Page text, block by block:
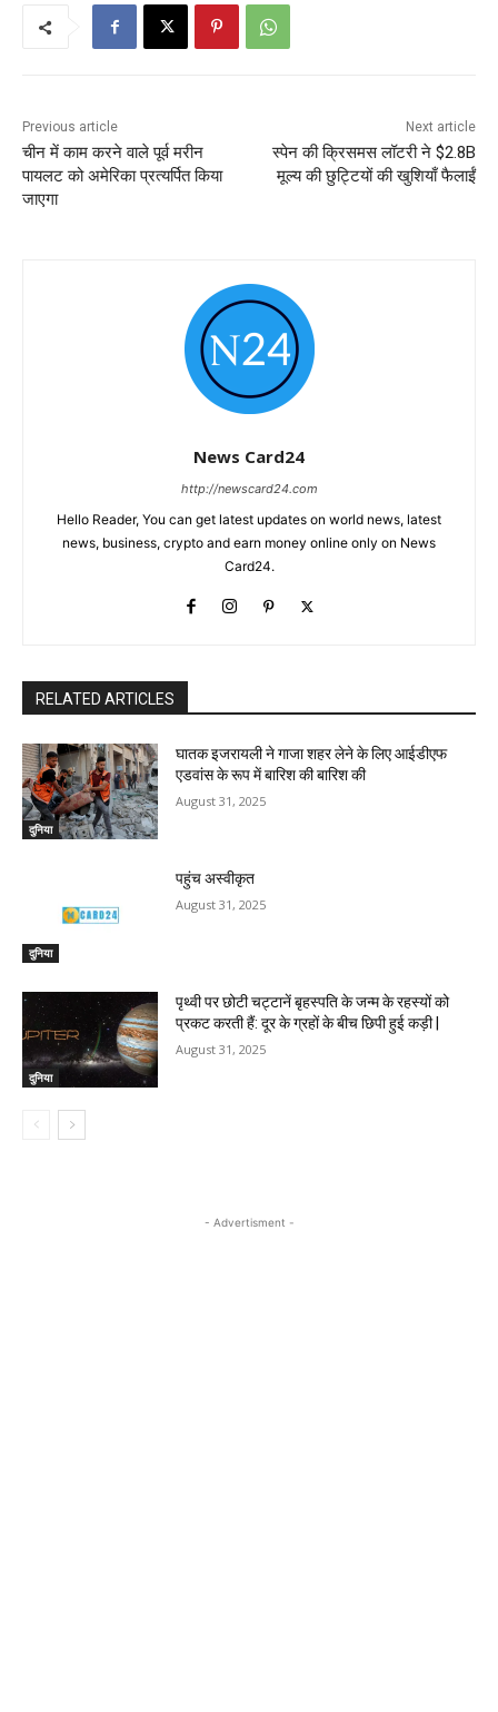
Previous article
चीन में काम करने वाले पूर्व मरीन
पायलट को अमेरिका प्रत्यर्पित किया
जाएगा
Next article
स्पेन की क्रिसमस लॉटरी ने $2.8B
मूल्य की छुट्टियों की खुशियाँ फैलाईं
News Card24
http://newscard24.com
Hello Reader, You can get latest updates on world news, latest
news, business, crypto and earn money online only on News
Card24.
RELATED ARTICLES
दुनिया
घातक इजरायली ने गाजा शहर लेने के लिए आईडीएफ
एडवांस के रूप में बारिश की बारिश की
August 31, 2025
दुनिया
पहुंच अस्वीकृत
August 31, 2025
दुनिया
पृथ्वी पर छोटी चट्टानें बृहस्पति के जन्म के रहस्यों को
प्रकट करती हैं: दूर के ग्रहों के बीच छिपी हुई कड़ी |
August 31, 2025
- Advertisment -